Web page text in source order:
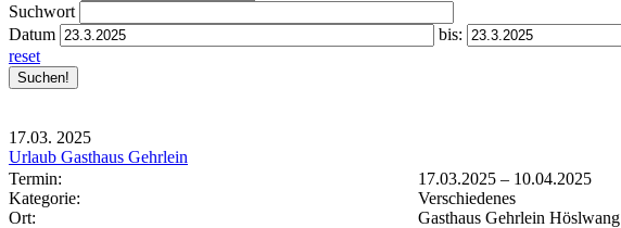
Suchwort
Datum
bis:
reset
17.03. 2025
Urlaub Gasthaus Gehrlein
Termin:
17.03.2025 – 10.04.2025
Kategorie:
Verschiedenes
Ort:
Gasthaus Gehrlein Höslwang